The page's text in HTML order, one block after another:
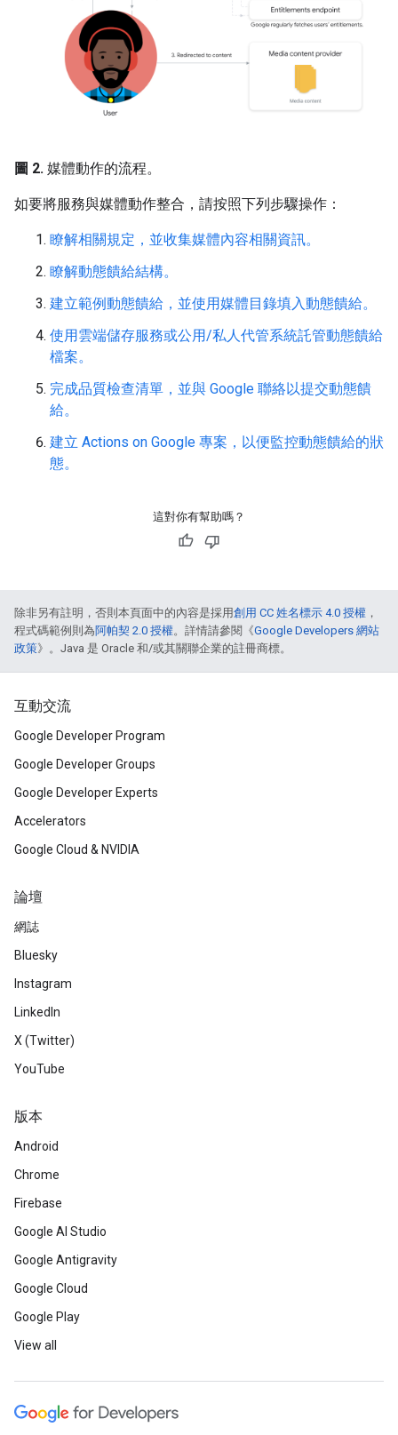
圖 2. 媒體動作的流程。
如要將服務與媒體動作整合，請按照下列步驟操作：
瞭解相關規定，並收集媒體內容相關資訊。
瞭解動態饋給結構。
建立範例動態饋給，並使用媒體目錄填入動態饋給。
使用雲端儲存服務或公用/私人代管系統託管動態饋給
檔案。
完成品質檢查清單，並與 Google 聯絡以提交動態饋
給。
建立 Actions on Google 專案，以便監控動態饋給的狀
態。
這對你有幫助嗎？
除非另有註明，否則本頁面中的內容是採用創用 CC 姓名標示 4.0 授權 ，
程式碼範例則為阿帕契 2.0 授權。詳情請參閱《Google Developers 網站
政策》。Java 是 Oracle 和/或其關聯企業的註冊商標。
互動交流
Google Developer Program
Google Developer Groups
Google Developer Experts
Accelerators
Google Cloud & NVIDIA
論壇
網誌
Bluesky
Instagram
LinkedIn
X (Twitter)
YouTube
版本
Android
Chrome
Firebase
Google AI Studio
Google Antigravity
Google Cloud
Google Play
View all